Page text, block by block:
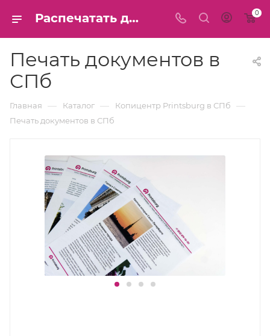
Распечатать документы в СПб: Цветная и черно-белая печать 0
Печать документов в
СПб
Главная — Каталог — Копицентр Printsburg в СПб —
Печать документов в СПб